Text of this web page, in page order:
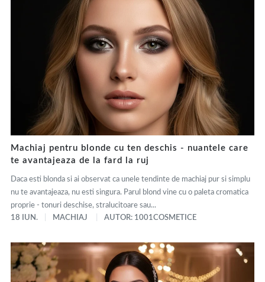
Machiaj pentru blonde cu ten deschis - nuantele care
te avantajeaza de la fard la ruj
Daca esti blonda si ai observat ca unele tendinte de machiaj pur si simplu
nu te avantajeaza, nu esti singura. Parul blond vine cu o paleta cromatica
proprie - tonuri deschise, stralucitoare sau...
18 IUN.
MACHIAJ AUTOR: 1001COSMETICE